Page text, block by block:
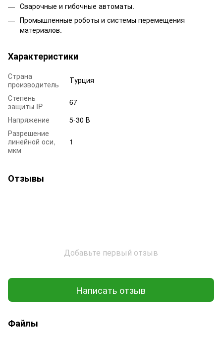
Сварочные и гибочные автоматы.
Промышленные роботы и системы перемещения
материалов.
Характеристики
Страна
производитель
Турция
Степень
защиты IP
67
Напряжение
5-30 В
Разрешение
линейной оси,
мкм
1
Отзывы
Добавьте первый отзыв
Написать отзыв
Файлы